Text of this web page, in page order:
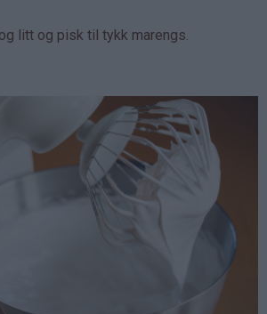
litt og pisk til tykk marengs.